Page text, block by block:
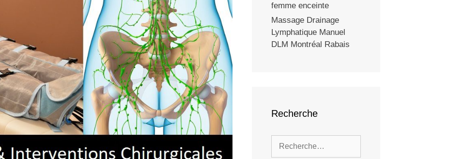
femme enceinte
Massage Drainage
Lymphatique Manuel
DLM Montréal Rabais
Recherche